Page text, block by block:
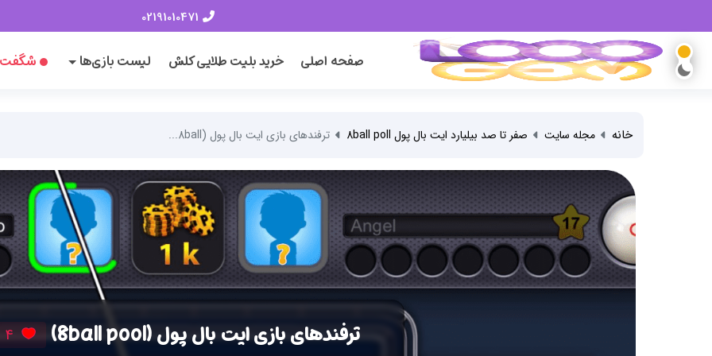
صفحه اصلی خرید بلیت طلایی کلش لیست بازی‌ها
خانه مجله سایت صفر تا صد بیلیارد ایت بال پول 8ball poll ترفندهای بازی ایت بال پول (8ball...
ترفندهای بازی ایت بال پول (8ball pool) 4